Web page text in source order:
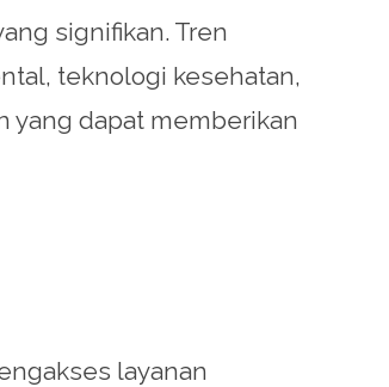
signifikan. Tren
teknologi kesehatan,
yang dapat memberikan
layanan